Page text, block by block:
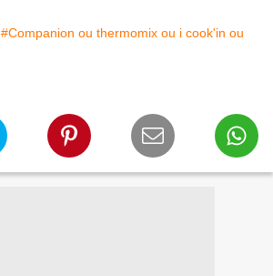
#Companion ou thermomix ou i cook'in ou